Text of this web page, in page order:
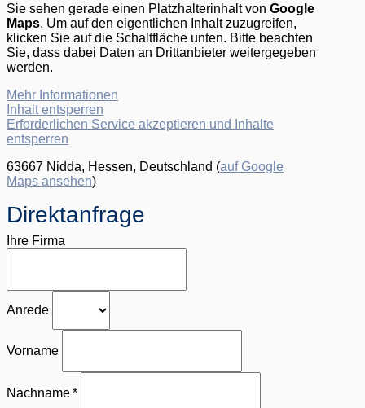
Sie sehen gerade einen Platzhalterinhalt von Google
Maps. Um auf den eigentlichen Inhalt zuzugreifen,
klicken Sie auf die Schaltfläche unten. Bitte beachten
Sie, dass dabei Daten an Drittanbieter weitergegeben
werden.
Mehr Informationen
Inhalt entsperren
Erforderlichen Service akzeptieren und Inhalte
entsperren
63667 Nidda, Hessen, Deutschland (auf Google
Maps ansehen)
Direktanfrage
Ihre Firma
Anrede
Vorname
Nachname *